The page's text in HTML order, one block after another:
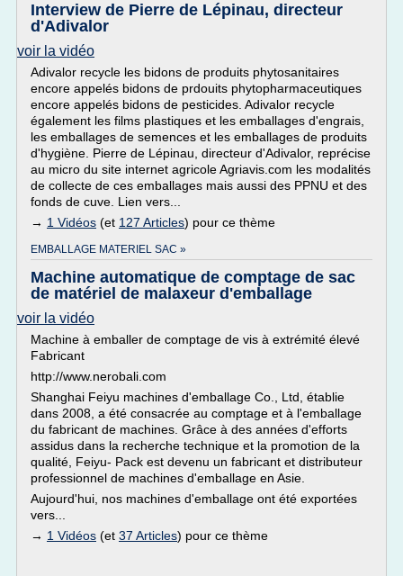
Interview de Pierre de Lépinau, directeur
d'Adivalor
voir la vidéo
Adivalor recycle les bidons de produits phytosanitaires
encore appelés bidons de prdouits phytopharmaceutiques
encore appelés bidons de pesticides. Adivalor recycle
également les films plastiques et les emballages d'engrais,
les emballages de semences et les emballages de produits
d'hygiène. Pierre de Lépinau, directeur d'Adivalor, reprécise
au micro du site internet agricole Agriavis.com les modalités
de collecte de ces emballages mais aussi des PPNU et des
fonds de cuve. Lien vers...
→ 1 Vidéos (et 127 Articles) pour ce thème
EMBALLAGE MATERIEL SAC »
Machine automatique de comptage de sac
de matériel de malaxeur d'emballage
voir la vidéo
Machine à emballer de comptage de vis à extrémité élevé
Fabricant
http://www.nerobali.com
Shanghai Feiyu machines d'emballage Co., Ltd, établie
dans 2008, a été consacrée au comptage et à l'emballage
du fabricant de machines. Grâce à des années d'efforts
assidus dans la recherche technique et la promotion de la
qualité, Feiyu- Pack est devenu un fabricant et distributeur
professionnel de machines d'emballage en Asie.
Aujourd'hui, nos machines d'emballage ont été exportées
vers...
→ 1 Vidéos (et 37 Articles) pour ce thème